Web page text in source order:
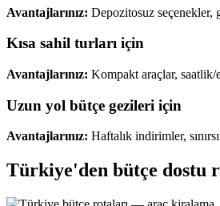
Avantajlarınız: Depozitosuz seçenekler,
Kısa sahil turları için
Avantajlarınız: Kompakt araçlar, saatlik/
Uzun yol bütçe gezileri için
Avantajlarınız: Haftalık indirimler,
Türkiye'den bütçe dostu